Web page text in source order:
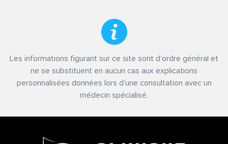
Les informations figurant sur ce site sont d’ordre général et
ne se substituent en aucun cas aux explications
personnalisées données lors d’une consultation avec un
médecin spécialisé.